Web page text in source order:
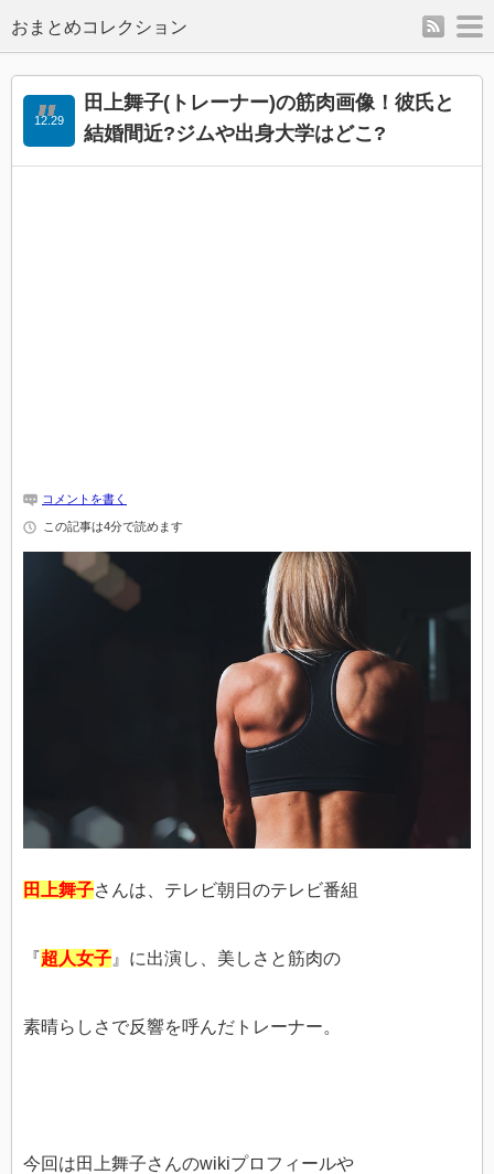
rss
田上舞子(トレーナー)の筋肉画像！彼氏と
結婚間近?ジムや出身大学はどこ?
12.29
コメントを書く
この記事は4分で読めます
田上舞子さんは、テレビ朝日のテレビ番組
『超人女子 』に出演し、美しさと筋肉の
素晴らしさで反響を呼んだトレーナー。
今回は田上舞子さんのwikiプロフィールや